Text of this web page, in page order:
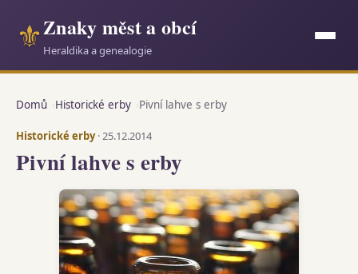
⚜Znaky měst a obcí
Heraldika a genealogie
Domů Historické erby Pivní lahve s erby
Historické erby· 25.12.2014
Pivní lahve s erby